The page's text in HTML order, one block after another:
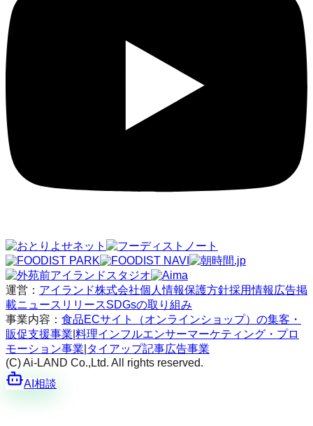
運営： アイランド株式会社個人情報保護方針採用情報広告掲
載ニュースリリースSDGsの取り組み
事業内容： 食品ECサイト（オンラインショップ）の集客・
販促支援事業 料理インフルエンサーマーケティング・プロ
モーション事業 タイアップ記事広告事業
(C) Ai-LAND Co.,Ltd. All rights reserved.
AI相談